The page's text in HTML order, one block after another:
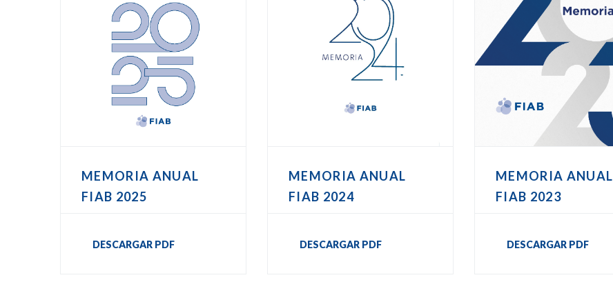
MEMORIA ANUAL
FIAB 2025
DESCARGAR PDF
MEMORIA ANUAL
FIAB 2024
DESCARGAR PDF
MEMORIA ANUAL
FIAB 2023
DESCARGAR PDF